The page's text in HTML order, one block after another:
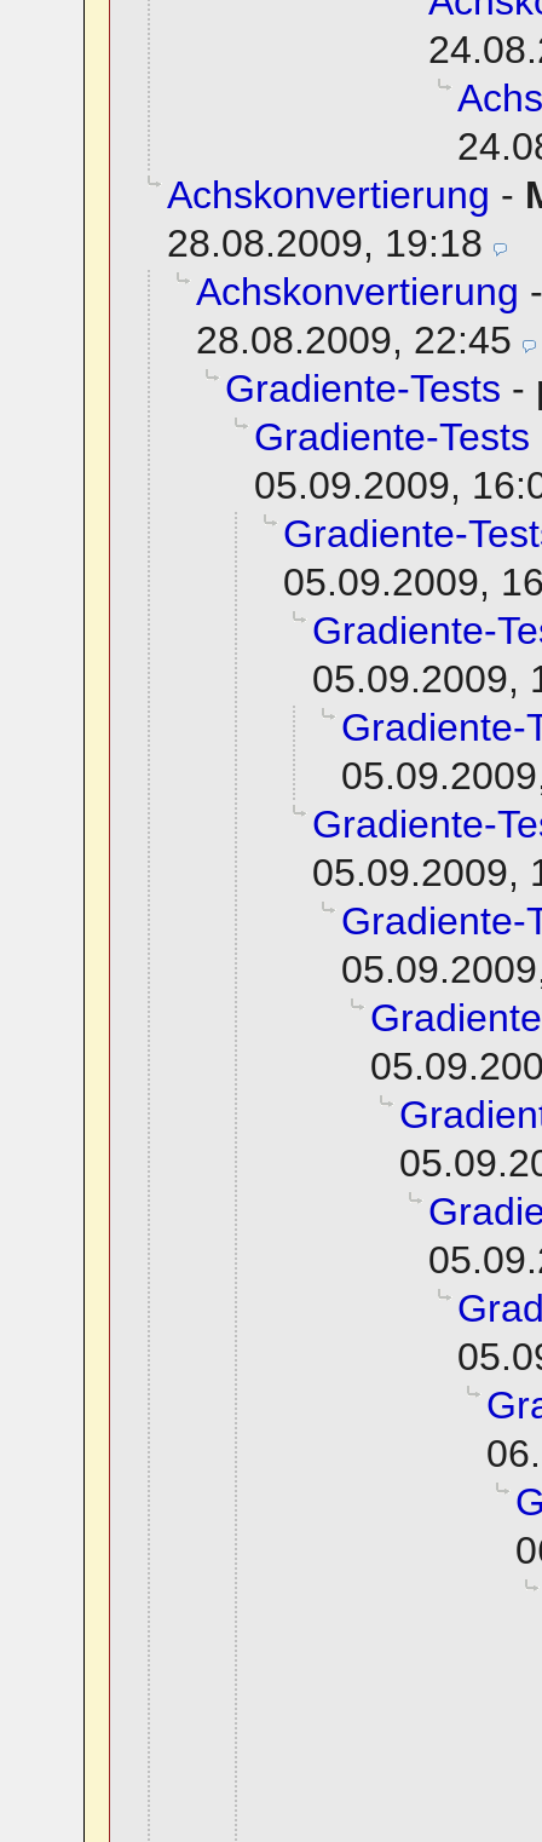
Achskonvertierung -
28.08.2009, 19:18
Achskonvertierung
28.08.2009, 22:45
Gradiente-Tests -
Gradiente-Tests
05.09.2009,
Gradiente-
05.09.2009,
Gradiente-
05.09.2009,
Gradiente-
Gradiente-
05.09.2009,
Gradiente-